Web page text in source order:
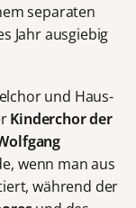
separaten
Jahr ausgiebig
und Haus-
Kinderchor der
wenn man aus
während der